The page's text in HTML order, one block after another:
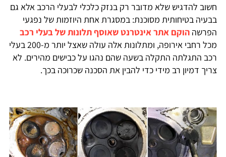
חשוב להדגיש שלא מדובר רק בנזק כלכלי לבעלי הרכב אלא גם
בבעיה בטיחותית מסוכנת: במסגרת אחת היוזמות של נפגעי
הפרשה הוקם אתר אינטרנט שאוסף תלונות של בעלי רכב
מכל רחבי אירופה, ומתלונות אלה עולה שאצל יותר מ-200 בעלי
רכב התגלתה התקלה בשעה שהם נהגו על כבישים מהירים. לא
צריך דמיון רב מידי כדי להבין את הסכנה שכרוכה בכך.